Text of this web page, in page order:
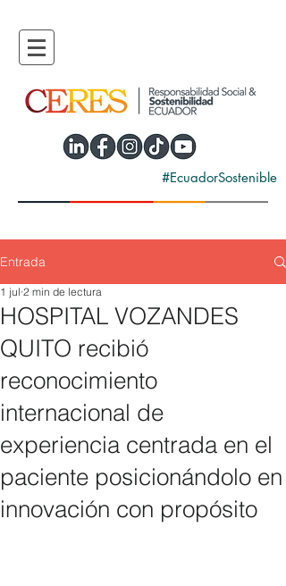
#EcuadorSostenible
Entrada
HOSPITAL VOZANDES
QUITO recibió
reconocimiento
internacional de
experiencia centrada en el
paciente posicionándolo en
innovación con propósito
1 jul 2 min de lectura